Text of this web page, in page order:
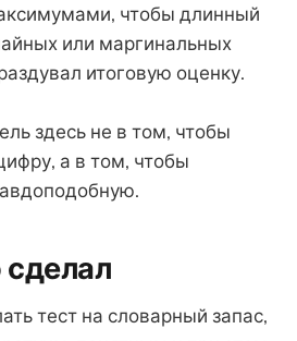
чтобы длинный
или маргинальных
итоговую оценку.
здесь не в том, чтобы
а в том, чтобы
сделал
тест на словарный запас,